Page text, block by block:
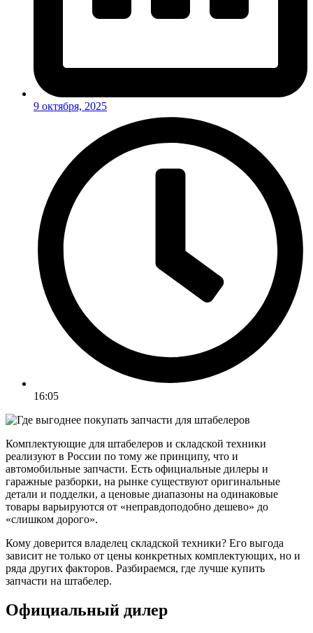
9 октября, 2025
16:05
Комплектующие для штабелеров и складской техники
реализуют в России по тому же принципу, что и
автомобильные запчасти. Есть официальные дилеры и
гаражные разборки, на рынке существуют оригинальные
детали и подделки, а ценовые диапазоны на одинаковые
товары варьируются от «неправдоподобно дешево» до
«слишком дорого».
Кому доверится владелец складской техники? Его выгода
зависит не только от цены конкретных комплектующих, но и
ряда других факторов. Разбираемся, где лучше купить
запчасти на штабелер.
Официальный дилер